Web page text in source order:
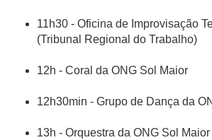
11h30 - Oficina de Improvisação
(Tribunal Regional do Trabalho)
12h - Coral da ONG Sol Maior
12h30min - Grupo de Dança da
13h - Orquestra da ONG Sol Maior